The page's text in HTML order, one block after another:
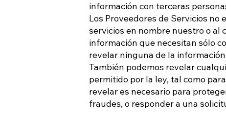
información con terceras
Los Proveedores de Servicios
servicios en nombre nuestro o al
información que necesitan sólo
revelar ninguna de la
También podemos revelar
permitido por la ley, tal como
revelar es necesario para
fraudes, o responder a una